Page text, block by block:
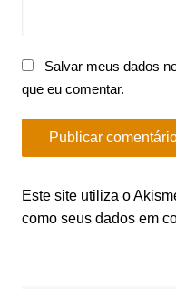
Salvar meus dados
que eu comentar.
Este site utiliza o
como seus dados em